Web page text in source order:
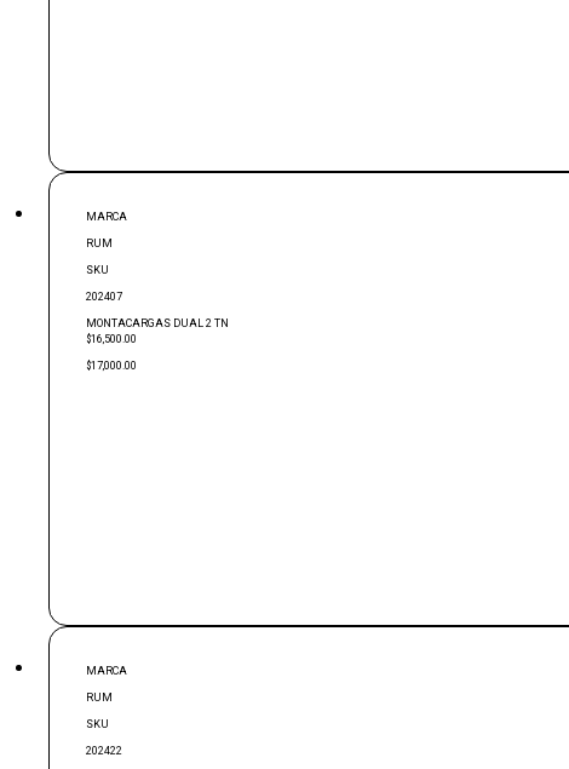
MARCA
RUM
SKU
202407
MONTACARGAS DUAL 2 TN
$16,500.00
$17,000.00
MARCA
RUM
SKU
202422